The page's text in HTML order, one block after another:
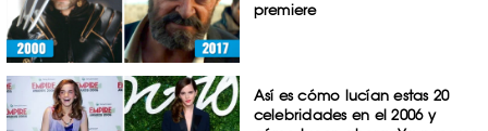
premiere
Así es cómo lucían estas 20
celebridades en el 2006 y